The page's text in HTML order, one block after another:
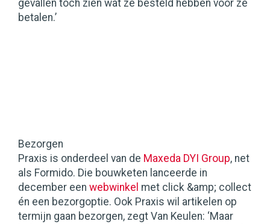
gevallen toch zien wat ze besteld hebben voor ze
betalen.’
Bezorgen
Praxis is onderdeel van de Maxeda DYI Group, net
als Formido. Die bouwketen lanceerde in
december een webwinkel met click &amp; collect
én een bezorgoptie. Ook Praxis wil artikelen op
termijn gaan bezorgen, zegt Van Keulen: ‘Maar